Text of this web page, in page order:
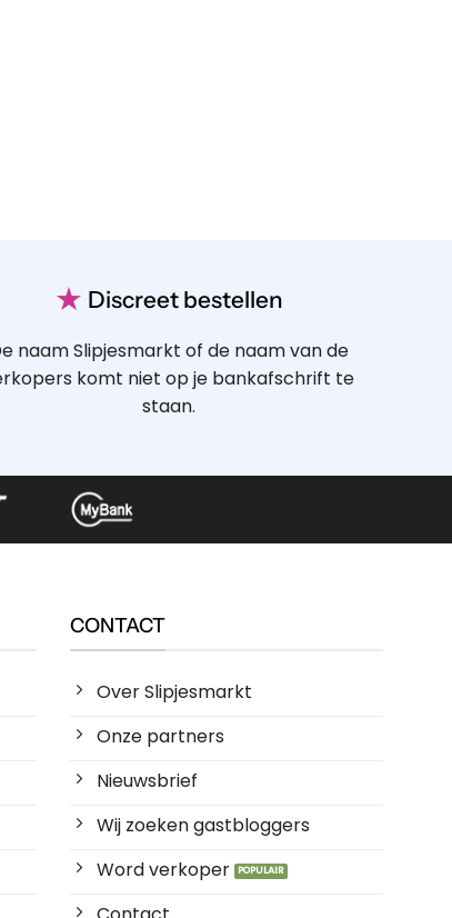
★ Discreet bestellen
naam Slipjesmarkt of de naam van de
komt niet op je bankafschrift te
staan.
CONTACT
Over Slipjesmarkt
Onze partners
Nieuwsbrief
Wij zoeken gastbloggers
Word verkoper